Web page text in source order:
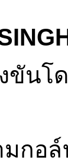
ขันโ
กอล์